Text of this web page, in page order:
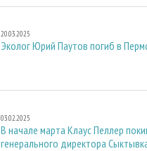
20.03.2025
Эколог Юрий Паутов погиб в
03.02.2025
В начале марта Клаус Пеллер
генерального директора